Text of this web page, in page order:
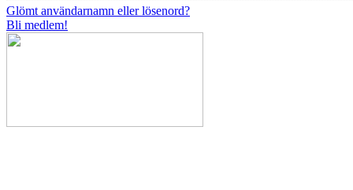
Glömt användarnamn eller lösenord?
Bli medlem!